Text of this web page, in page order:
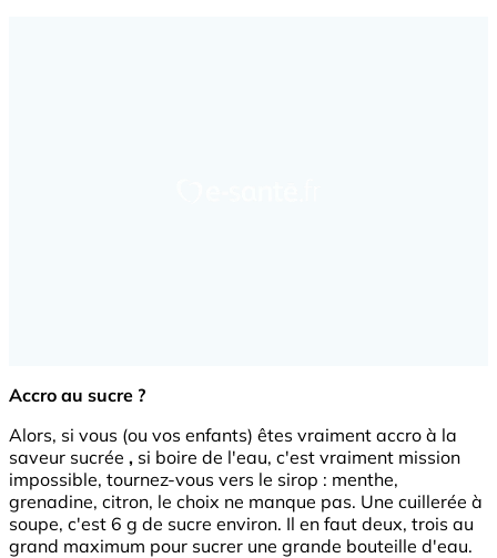
Accro au sucre ?
Alors, si vous (ou vos enfants) êtes vraiment accro à la
saveur sucrée , si boire de l'eau, c'est vraiment mission
impossible, tournez-vous vers le sirop : menthe,
grenadine, citron, le choix ne manque pas. Une cuillerée à
soupe, c'est 6 g de sucre environ. Il en faut deux, trois au
grand maximum pour sucrer une grande bouteille d'eau.